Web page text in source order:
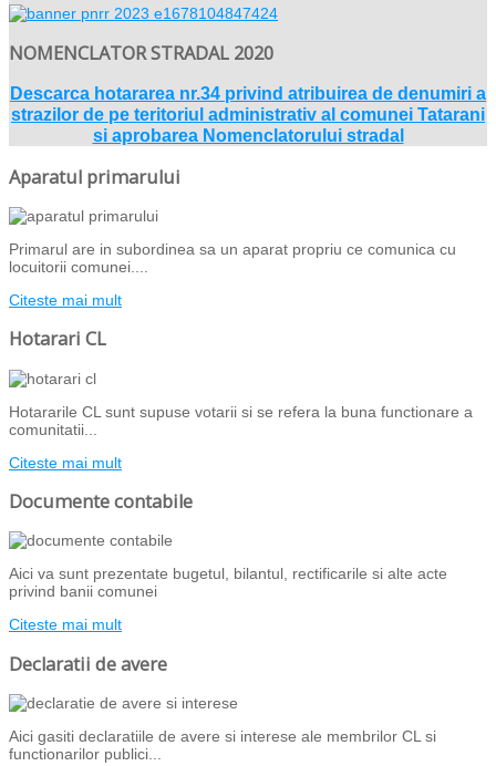
NOMENCLATOR STRADAL 2020
Descarca hotararea nr.34 privind atribuirea de denumiri a
strazilor de pe teritoriul administrativ al comunei Tatarani
si aprobarea Nomenclatorului stradal
Aparatul primarului
Primarul are in subordinea sa un aparat propriu ce comunica cu
locuitorii comunei....
Citeste mai mult
Hotarari CL
Hotararile CL sunt supuse votarii si se refera la buna functionare a
comunitatii...
Citeste mai mult
Documente contabile
Aici va sunt prezentate bugetul, bilantul, rectificarile si alte acte
privind banii comunei
Citeste mai mult
Declaratii de avere
Aici gasiti declaratiile de avere si interese ale membrilor CL si
functionarilor publici...